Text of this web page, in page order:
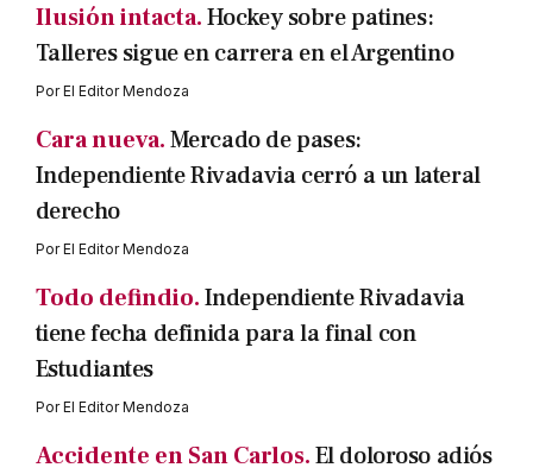
Ilusión intacta.Hockey sobre patines:
Talleres sigue en carrera en el Argentino
PorEl Editor Mendoza
Cara nueva.Mercado de pases:
Independiente Rivadavia cerró a un lateral
derecho
PorEl Editor Mendoza
Todo defindio.Independiente Rivadavia
tiene fecha definida para la final con
Estudiantes
PorEl Editor Mendoza
Accidente en San Carlos.El doloroso adiós